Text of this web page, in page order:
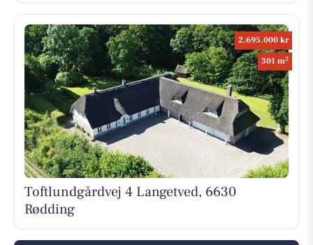
2.695.000 kr
301 m2
Toftlundgårdvej 4 Langetved, 6630
Rødding